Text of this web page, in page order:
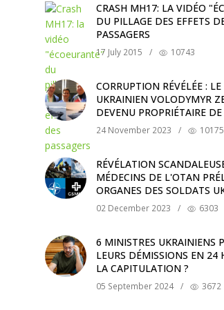
CRASH MH17: LA VIDÉO
DU PILLAGE DES EFFETS
PASSAGERS
17 July 2015 / 10743
CORRUPTION RÉVÉLÉE :
UKRAINIEN VOLODYMYR
DEVENU PROPRIÉTAIRE
24 November 2023 / 10175
RÉVÉLATION
MÉDECINS DE L'OTAN
ORGANES DES SOLDATS
02 December 2023 / 6303
6 MINISTRES UKRAINIENS
LEURS DÉMISSIONS EN 24
LA CAPITULATION ?
05 September 2024 / 3672